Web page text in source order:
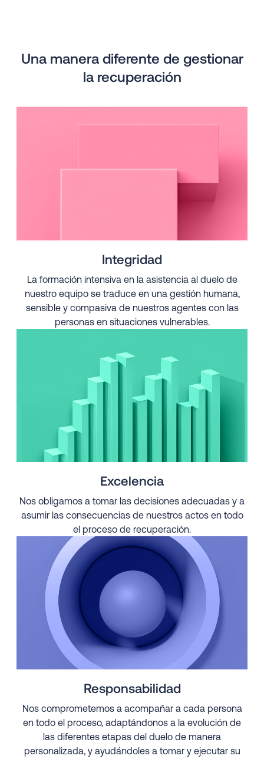
Una manera diferente de gestionar
la recuperación
Integridad
La formación intensiva en la asistencia al duelo de
nuestro equipo se traduce en una gestión humana,
sensible y compasiva de nuestros agentes con las
personas en situaciones vulnerables.
Excelencia
Nos obligamos a tomar las decisiones adecuadas y a
asumir las consecuencias de nuestros actos en todo
el proceso de recuperación.
Responsabilidad
Nos comprometemos a acompañar a cada persona
en todo el proceso, adaptándonos a la evolución de
las diferentes etapas del duelo de manera
personalizada, y ayudándoles a tomar y ejecutar su